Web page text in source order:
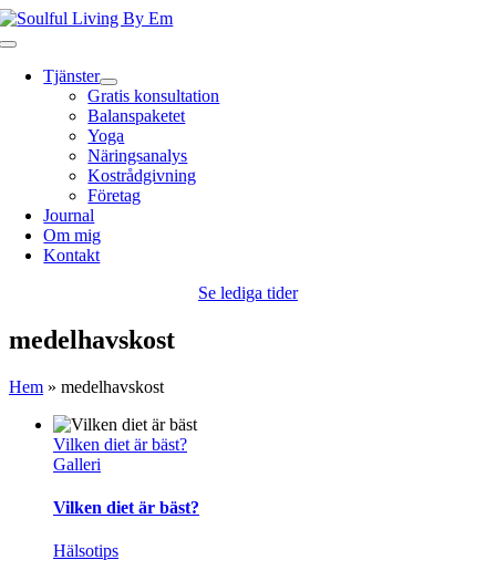
Fortsätt
till
Toggle
NavigationTjänster
Gratis konsultation
Balanspaketet
Yoga
Näringsanalys
Kostrådgivning
Företag
Journal
Om mig
Kontakt
Se lediga tider
medelhavskost
Hem » medelhavskost
Vilken diet är bäst?
Galleri
Vilken diet är bäst?
Hälsotips